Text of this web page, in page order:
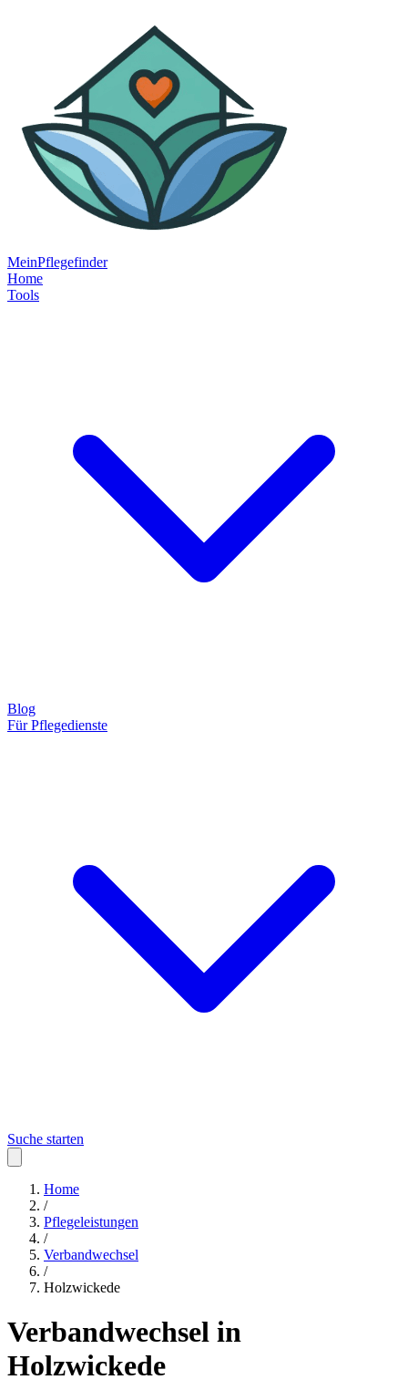
MeinPflegefinder
Home
Tools
Blog
Für Pflegedienste
Suche starten
Home
/
Pflegeleistungen
/
Verbandwechsel
/
Holzwickede
Verbandwechsel in
Holzwickede